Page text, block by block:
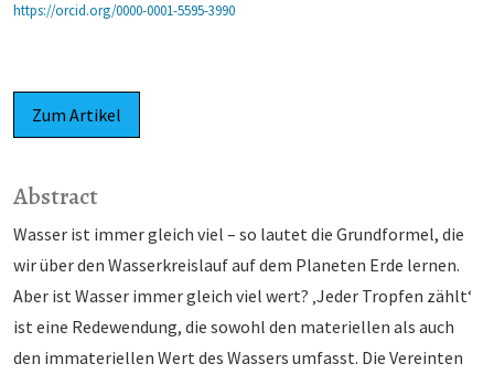
https://orcid.org/0000-0001-5595-3990
Zum Artikel
Abstract
Wasser ist immer gleich viel – so lautet die Grundformel, die
wir über den Wasserkreislauf auf dem Planeten Erde lernen.
Aber ist Wasser immer gleich viel wert? ‚Jeder Tropfen zählt‘
ist eine Redewen­dung, die sowohl den materiellen als auch
den immateriellen Wert des Wassers umfasst. Die Verein­ten